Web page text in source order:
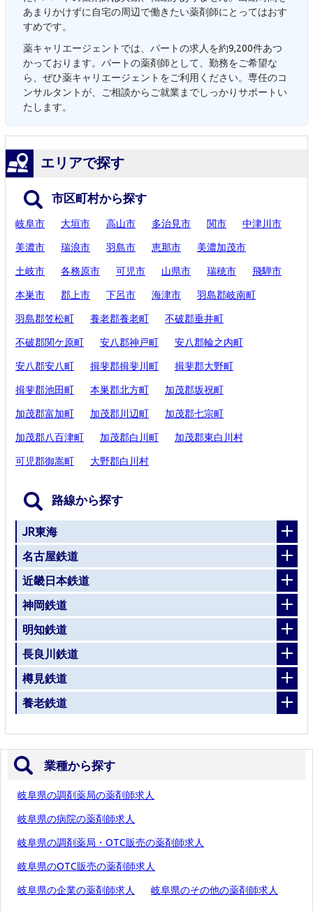
あまりかけずに自宅の周辺で働きたい薬剤師にとってはおす
すめです。
薬キャリエージェントでは、パートの求人を約9,200件あつ
かっております。パートの薬剤師として、勤務をご希望な
ら、ぜひ薬キャリエージェントをご利用ください。専任のコ
ンサルタントが、ご相談からご就業までしっかりサポートい
たします。
エリアで探す
市区町村から探す
岐阜市 大垣市 高山市 多治見市 関市 中津川市
美濃市 瑞浪市 羽島市 恵那市 美濃加茂市
土岐市 各務原市 可児市 山県市 瑞穂市 飛騨市
本巣市 郡上市 下呂市 海津市 羽島郡岐南町
羽島郡笠松町 養老郡養老町 不破郡垂井町
不破郡関ケ原町 安八郡神戸町 安八郡輪之内町
安八郡安八町 揖斐郡揖斐川町 揖斐郡大野町
揖斐郡池田町 本巣郡北方町 加茂郡坂祝町
加茂郡富加町 加茂郡川辺町 加茂郡七宗町
加茂郡八百津町 加茂郡白川町 加茂郡東白川村
可児郡御嵩町 大野郡白川村
路線から探す
JR東海
名古屋鉄道
近畿日本鉄道
神岡鉄道
明知鉄道
長良川鉄道
樽見鉄道
養老鉄道
業種から探す
岐阜県の調剤薬局の薬剤師求人
岐阜県の病院の薬剤師求人
岐阜県の調剤薬局・OTC販売の薬剤師求人
岐阜県のOTC販売の薬剤師求人
岐阜県の企業の薬剤師求人 岐阜県のその他の薬剤師求人